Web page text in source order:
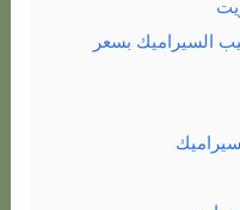
السيراميك بسعر